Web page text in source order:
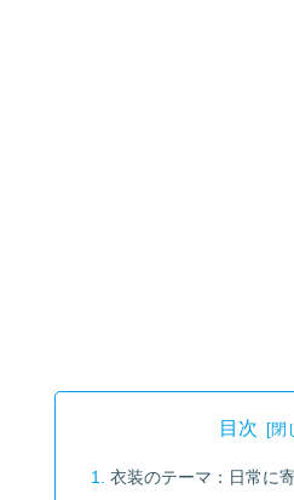
目次
衣装のテーマ：日常に